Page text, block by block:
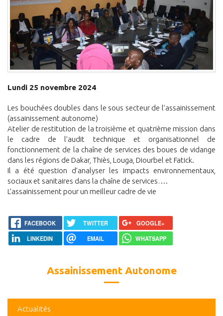
Lundi 25 novembre 2024
Les bouchées doubles dans le sous secteur de l’assainissement
(assainissement autonome)
Atelier de restitution de la troisième et quatrième mission dans
le cadre de l’audit technique et organisationnel de
fonctionnement de la chaîne de services des boues de vidange
dans les régions de Dakar, Thiès, Louga, Diourbel et Fatick.
Il a été question d’analyser les impacts environnementaux,
sociaux et sanitaires dans la chaîne de services….
L’assainissement pour un meilleur cadre de vie
FACEBOOK TWITTER
GOOGLE+
LINKEDIN
EMAIL WHATSAPP
Assainissement Autonome
Actualités